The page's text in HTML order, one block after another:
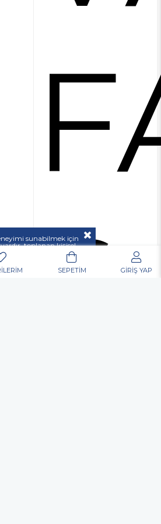
SEPETİM GİRİŞ YAP
6
sunabilmek için
toplanan kişisel
VE GÜVENLİK
ve yöntemlerle
kullanılacaktır.